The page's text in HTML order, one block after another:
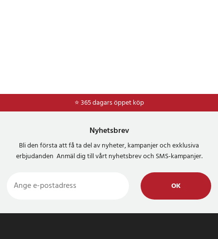
⭐ 365 dagars öppet köp
Nyhetsbrev
Bli den första att få ta del av nyheter, kampanjer och exklusiva
erbjudanden Anmäl dig till vårt nyhetsbrev och SMS-kampanjer.
OK